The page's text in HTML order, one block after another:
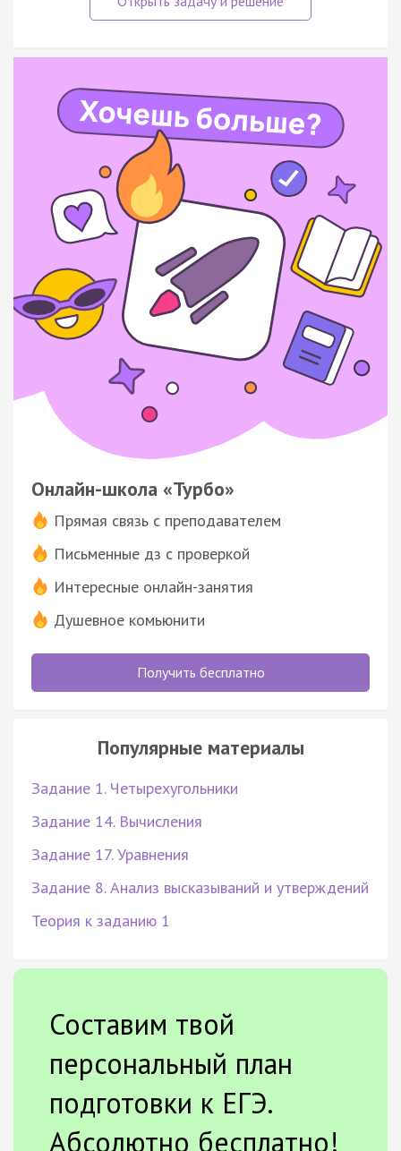
Онлайн-школа «Турбо»
Прямая связь с преподавателем
Письменные дз с проверкой
Интересные онлайн-занятия
Душевное комьюнити
Получить бесплатно
Популярные материалы
Задание 1. Четырехугольники
Задание 14. Вычисления
Задание 17. Уравнения
Задание 8. Анализ высказываний и утверждений
Теория к заданию 1
Составим твой
персональный план
подготовки к ЕГЭ.
Абсолютно бесплатно!